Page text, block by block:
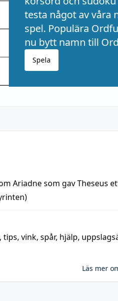
testa något av våra
spel. Populära
nu bytt namn till
Spela
Ariadne som gav Theseus
, tips, vink, spår, hjälp,
Läs mer